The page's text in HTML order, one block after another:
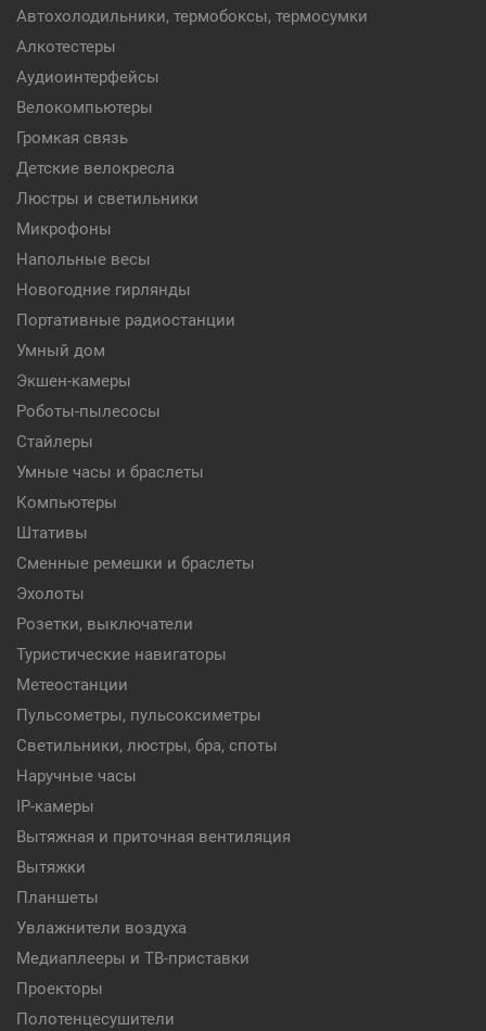
Автохолодильники, термобоксы, термосумки
Алкотестеры
Аудиоинтерфейсы
Велокомпьютеры
Громкая связь
Детские велокресла
Люстры и светильники
Микрофоны
Напольные весы
Новогодние гирлянды
Портативные радиостанции
Умный дом
Экшен-камеры
Роботы-пылесосы
Стайлеры
Умные часы и браслеты
Компьютеры
Штативы
Сменные ремешки и браслеты
Эхолоты
Розетки, выключатели
Туристические навигаторы
Метеостанции
Пульсометры, пульсоксиметры
Светильники, люстры, бра, споты
Наручные часы
IP-камеры
Вытяжная и приточная вентиляция
Вытяжки
Планшеты
Увлажнители воздуха
Медиаплееры и ТВ-приставки
Проекторы
Полотенцесушители